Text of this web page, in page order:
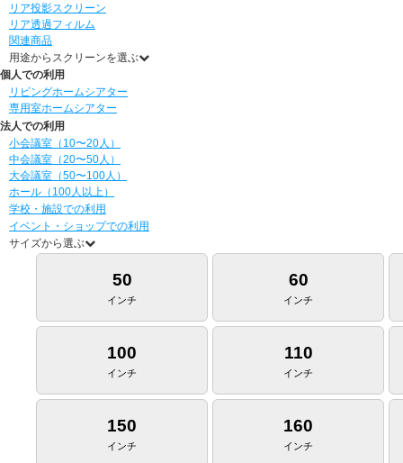
リア投影スクリーン
リア透過フィルム
関連商品
用途からスクリーンを選ぶ
個人での利用
リビングホームシアター
専用室ホームシアター
法人での利用
小会議室（10〜20人）
中会議室（20〜50人）
大会議室（50〜100人）
ホール（100人以上）
学校・施設での利用
イベント・ショップでの利用
サイズから選ぶ
50
インチ
60
インチ
100
インチ
110
インチ
150
インチ
160
インチ